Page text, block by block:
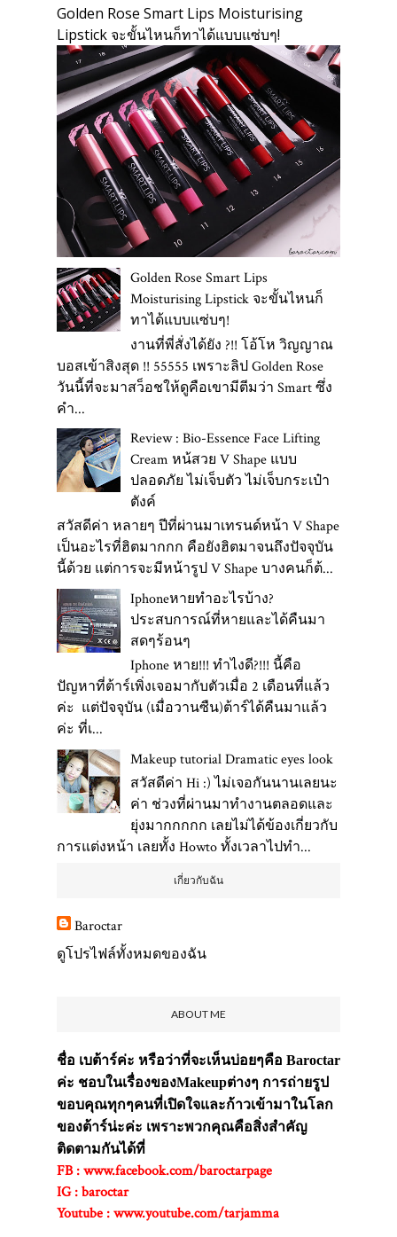
Golden Rose Smart Lips Moisturising
Lipstick จะขั้นไหนก็ทาได้แบบแซ่บๆ!
Golden Rose Smart Lips
Moisturising Lipstick จะขั้นไหนก็
ทาได้แบบแซ่บๆ!
งานที่พี่สั่งได้ยัง ?!! โอ้โห วิญญาณ
บอสเข้าสิงสุด !! 55555 เพราะลิป Golden Rose
วันนี้ที่จะมาสว็อชให้ดูคือเขามีตีมว่า Smart ซึ่ง
คำ...
Review : Bio-Essence Face Lifting
Cream หน้สวย V Shape แบบ
ปลอดภัย ไม่เจ็บตัว ไม่เจ็บกระเป๋า
ตังค์
สวัสดีค่า หลายๆ ปีที่ผ่านมาเทรนด์หน้า V Shape
เป็นอะไรที่ฮิตมากกก คือยังฮิตมาจนถึงปัจจุบัน
นี้ด้วย แต่การจะมีหน้ารูป V Shape บางคนก็ต้...
Iphoneหายทำอะไรบ้าง?
ประสบการณ์ที่หายและได้คืนมา
สดๆร้อนๆ
Iphone หาย!!! ทำไงดี?!!! นี้คือ
ปัญหาที่ต้าร์เพิ่งเจอมากับตัวเมื่อ 2 เดือนที่แล้ว
ค่ะ แต่ปัจจุบัน (เมื่อวานซืน)ต้าร์ได้คืนมาแล้ว
ค่ะ ที่เ...
Makeup tutorial Dramatic eyes look
สวัสดีค่า Hi :) ไม่เจอกันนานเลยนะ
ค่า ช่วงที่ผ่านมาทำงานตลอดและ
ยุ่งมากกกกก เลยไม่ได้ข้องเกี่ยวกับ
การแต่งหน้า เลยทั้ง Howto ทั้งเวลาไปทำ...
เกี่ยวกับฉัน
Baroctar
ดูโปรไฟล์ทั้งหมดของฉัน
ABOUT ME
ชื่อ เบต้าร์ค่ะ หรือว่าที่จะเห็นบ่อยๆคือ Baroctar
ค่ะ ชอบในเรื่องของMakeupต่างๆ การถ่ายรูป
ขอบคุณทุกๆคนที่เปิดใจและก้าวเข้ามาในโลก
ของต้าร์น่ะค่ะ เพราะพวกคุณคือสิ่งสำคัญ
ติดตามกันได้ที่
FB : www.facebook.com/baroctarpage
IG : baroctar
Youtube : www.youtube.com/tarjamma